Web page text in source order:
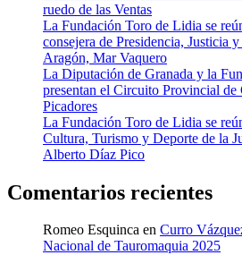
ruedo de las Ventas
La Fundación Toro de Lidia se
consejera de Presidencia, Justicia
Aragón, Mar Vaquero
La Diputación de Granada y la
presentan el Circuito Provincial de
Picadores
La Fundación Toro de Lidia se
Cultura, Turismo y Deporte de la
Alberto Díaz Pico
Comentarios recientes
Romeo Esquinca en Curro
Nacional de Tauromaquia 2025